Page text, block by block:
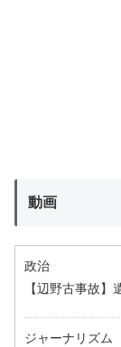
動画
政治
【辺野古事故】
ジャーナリズム